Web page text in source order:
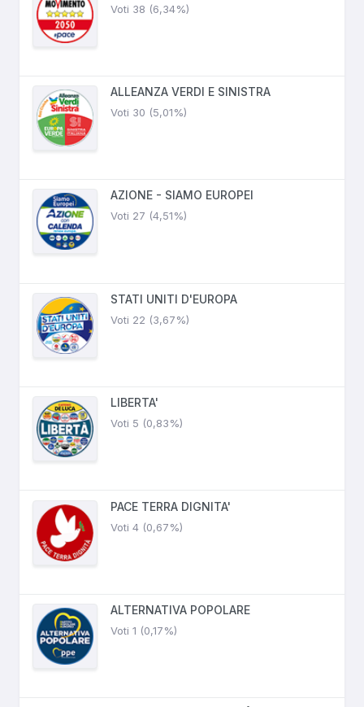
Voti 38 (6,34%)
ALLEANZA VERDI E SINISTRA
Voti 30 (5,01%)
AZIONE - SIAMO EUROPEI
Voti 27 (4,51%)
STATI UNITI D'EUROPA
Voti 22 (3,67%)
LIBERTA'
Voti 5 (0,83%)
PACE TERRA DIGNITA'
Voti 4 (0,67%)
ALTERNATIVA POPOLARE
Voti 1 (0,17%)